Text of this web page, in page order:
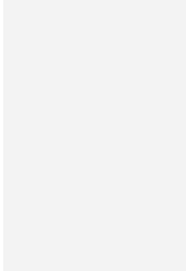
グリードファ